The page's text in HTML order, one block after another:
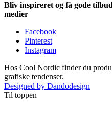
Bliv inspireret og få gode
medier
Facebook
Pinterest
Instagram
Hos Cool Nordic finder du
grafiske tendenser.
Designed by Dandodesign
Til toppen